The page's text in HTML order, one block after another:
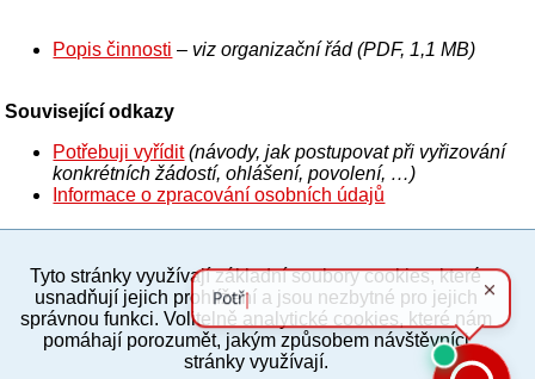
Popis činnosti – viz organizační řád (PDF, 1,1 MB)
Související odkazy
Potřebuji vyřídit (návody, jak postupovat při vyřizování
konkrétních žádostí, ohlášení, povolení, …)
Informace o zpracování osobních údajů
PC verze ENG
Povinné a praktické informace
Tyto stránky využívají základní soubory cookies, které
usnadňují jejich prohlížení a jsou nezbytné pro jejich
správnou funkci. Volitelně analytické cookies, které nám
pomáhají porozumět, jakým způsobem návštěvníci
stránky využívají.